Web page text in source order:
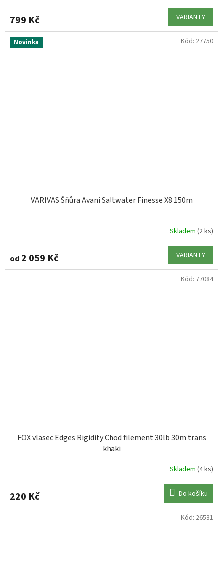
799 Kč VARIANTY
Novinka
VARIVAS Šňůra Avani Saltwater Finesse X8 150m
Skladem (2 ks)
od 2 059 Kč VARIANTY
Kód: 27750
FOX vlasec Edges Rigidity Chod filement 30lb 30m trans
khaki
Skladem (4 ks)
220 Kč Do košíku
Kód: 77084
Kód: 26531